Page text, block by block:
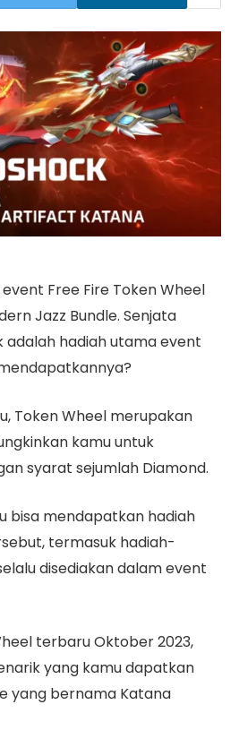
Free Fire Token Wheel
Jazz Bundle. Senjata
adalah hadiah utama event
Token Wheel merupakan
kamu untuk
syarat sejumlah Diamond.
bisa mendapatkan hadiah
termasuk hadiah-
disediakan dalam event
terbaru Oktober 2023,
yang kamu dapatkan
yang bernama Katana